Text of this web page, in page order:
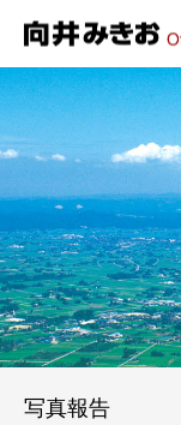
写真報告
HOME
プロフィール
政策
活動報告